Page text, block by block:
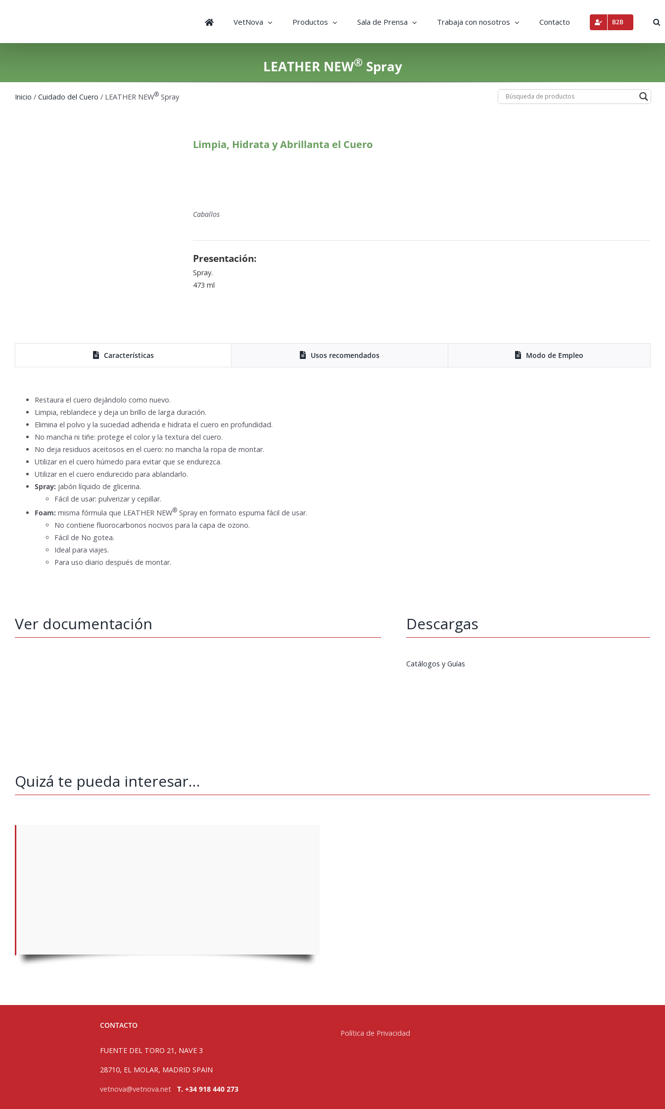
VetNova Productos Sala de Prensa Trabaja con nosotros Contacto B2B
LEATHER NEW®Spray
Inicio / Cuidado del Cuero / LEATHER NEW® Spray
Limpia, Hidrata y Abrillanta el Cuero
Caballos
Presentación:
Spray.
473 ml
Características Usos recomendados Modo de Empleo
Restaura el cuero dejándolo como nuevo.
Limpia, reblandece y deja un brillo de larga duración.
Elimina el polvo y la suciedad adherida e hidrata el cuero en profundidad.
No mancha ni tiñe: protege el color y la textura del cuero.
No deja residuos aceitosos en el cuero: no mancha la ropa de montar.
Utilizar en el cuero húmedo para evitar que se endurezca.
Utilizar en el cuero endurecido para ablandarlo.
Spray: jabón líquido de glicerina.
Fácil de usar: pulverizar y cepillar.
Foam: misma fórmula que LEATHER NEW® Spray en formato espuma fácil de usar.
No contiene fluorocarbonos nocivos para la capa de ozono.
Fácil de No gotea.
Ideal para viajes.
Para uso diario después de montar.
Ver documentación Descargas
Catálogos y Guías
Quizá te pueda interesar…
CONTACTO
FUENTE DEL TORO 21, NAVE 3
28710, EL MOLAR, MADRID SPAIN
vetnova@vetnova.net T. +34 918 440 273
Política de Privacidad